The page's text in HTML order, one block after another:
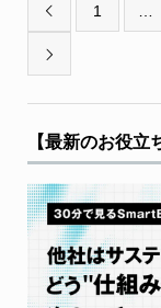
 1

【最新のお役立